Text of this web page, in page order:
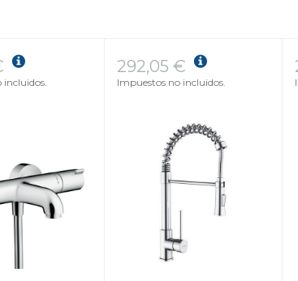
292,05 €
Impuestos no incluidos.